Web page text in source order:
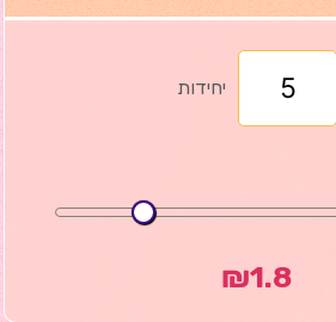
יחידות
₪1.8